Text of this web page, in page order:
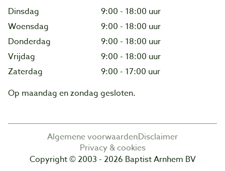
Dinsdag
9:00 - 18:00 uur
Woensdag
9:00 - 18:00 uur
Donderdag
9:00 - 18:00 uur
Vrijdag
9:00 - 18:00 uur
Zaterdag
9:00 - 17:00 uur
Op maandag en zondag gesloten.
Algemene voorwaardenDisclaimer
Privacy & cookies
Copyright © 2003 - 2026 Baptist Arnhem BV